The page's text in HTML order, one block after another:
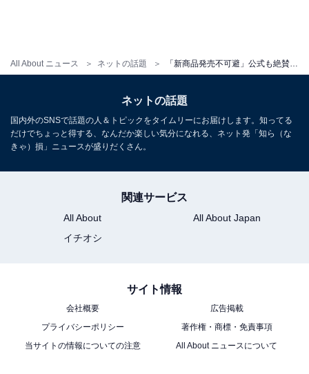
All About ニュース ネットの話題
ネットの話題
国内外のSNSで話題の人＆トピックをタイムリーにお届けします。知ってる
だけでちょっと得する、なんだか楽しい気分になれる、ネット発「知ら（な
きゃ）損」ニュースが盛りだくさん。
関連サービス
All About
All About Japan
イチオシ
サイト情報
会社概要
広告掲載
プライバシーポリシー
著作権・商標・免責事項
当サイトの情報についての注意
All About ニュースについて